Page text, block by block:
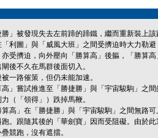
」被發現失去左前蹄的蹄鐵，繼而重新裝上
「利圖」與「威風大班」之間受擠迫時大力勒
受擠迫，向外壓向「勝算高」後軀，「勝算高
後不久在馬群後面切入。
一路催策，但仍未能加速。
」嘗試推進至「勝捷勝」與「宇宙駿駒」之間
（「領得」）跌掉馬鞭。
高」在「勝捷勝」與「宇宙駿駒」之間無路
跑。跟隨其後的「華劍寶」因而受阻礙。由於
競跑，沒有遮擋。